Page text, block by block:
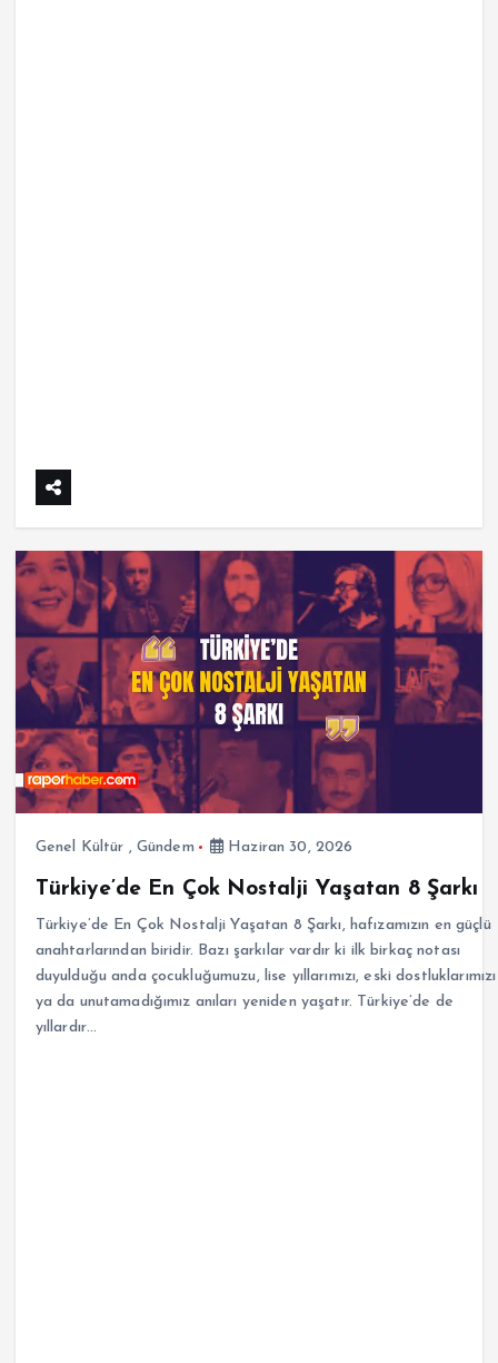
Genel Kültür , Gündem Haziran 30, 2026
Türkiye’de En Çok Nostalji Yaşatan 8 Şarkı
Türkiye’de En Çok Nostalji Yaşatan 8 Şarkı, hafızamızın en güçlü
anahtarlarından biridir. Bazı şarkılar vardır ki ilk birkaç notası
duyulduğu anda çocukluğumuzu, lise yıllarımızı, eski dostluklarımızı
ya da unutamadığımız anıları yeniden yaşatır. Türkiye’de de
yıllardır…